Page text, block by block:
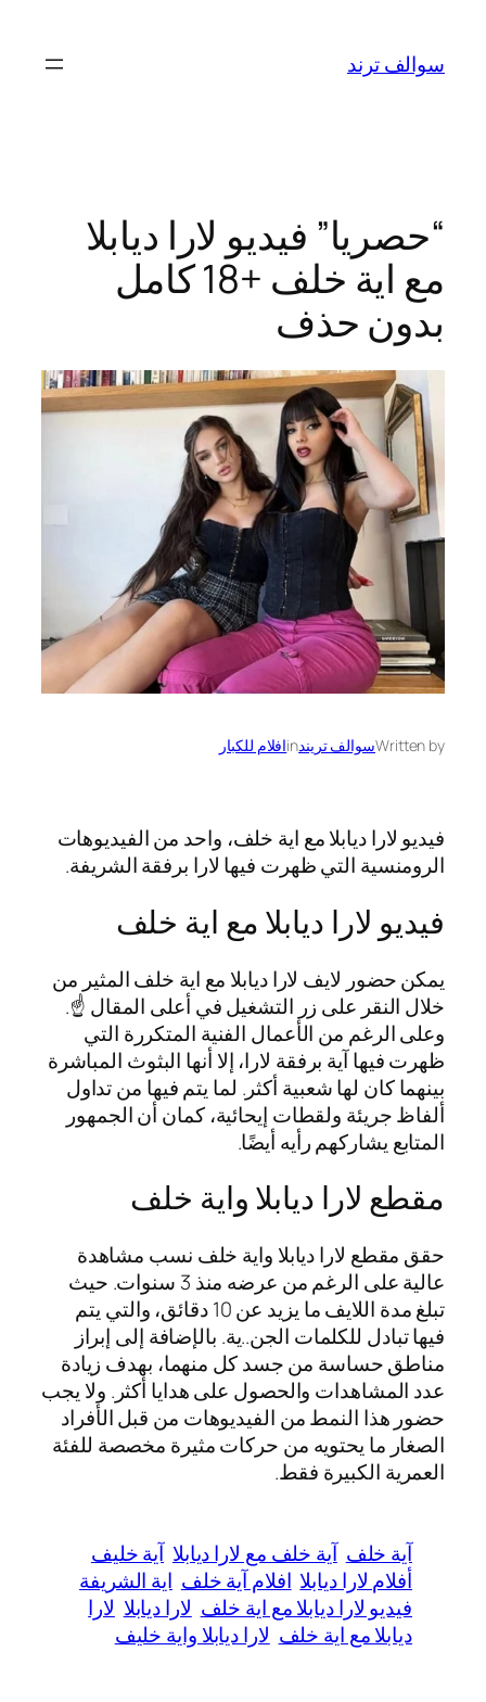
المحتوى
سوالف ترند
“حصريا” فيديو لارا ديابلا
مع اية خلف +18 كامل
بدون حذف
Written byسوالف تريندinافلام للكبار
فيديو لارا ديابلا مع اية خلف، واحد من الفيديوهات
الرومنسية التي ظهرت فيها لارا برفقة الشريفة.
فيديو لارا ديابلا مع اية خلف
يمكن حضور لايف لارا ديابلا مع اية خلف المثير من
خلال النقر على زر التشغيل في أعلى المقال ☝️.
وعلى الرغم من الأعمال الفنية المتكررة التي
ظهرت فيها آية برفقة لارا، إلا أنها البثوث المباشرة
بينهما كان لها شعبية أكثر. لما يتم فيها من تداول
ألفاظ جريئة ولقطات إيحائية، كمان أن الجمهور
المتابع يشاركهم رأيه أيضًا.
مقطع لارا ديابلا واية خلف
حقق مقطع لارا ديابلا واية خلف نسب مشاهدة
عالية على الرغم من عرضه منذ 3 سنوات. حيث
تبلغ مدة اللايف ما يزيد عن 10 دقائق، والتي يتم
فيها تبادل للكلمات الجن..ية. بالإضافة إلى إبراز
مناطق حساسة من جسد كل منهما، بهدف زيادة
عدد المشاهدات والحصول على هدايا أكثر. ولا يجب
حضور هذا النمط من الفيديوهات من قبل الأفراد
الصغار ما يحتويه من حركات مثيرة مخصصة للفئة
العمرية الكبيرة فقط.
آية خلف آية خلف مع لارا ديابلا آية خليف
أفلام لارا ديابلا افلام آية خلف اية الشريفة
فيديو لارا ديابلا مع اية خلف لارا ديابلا لارا
ديابلا مع اية خلف لارا ديابلا واية خليف